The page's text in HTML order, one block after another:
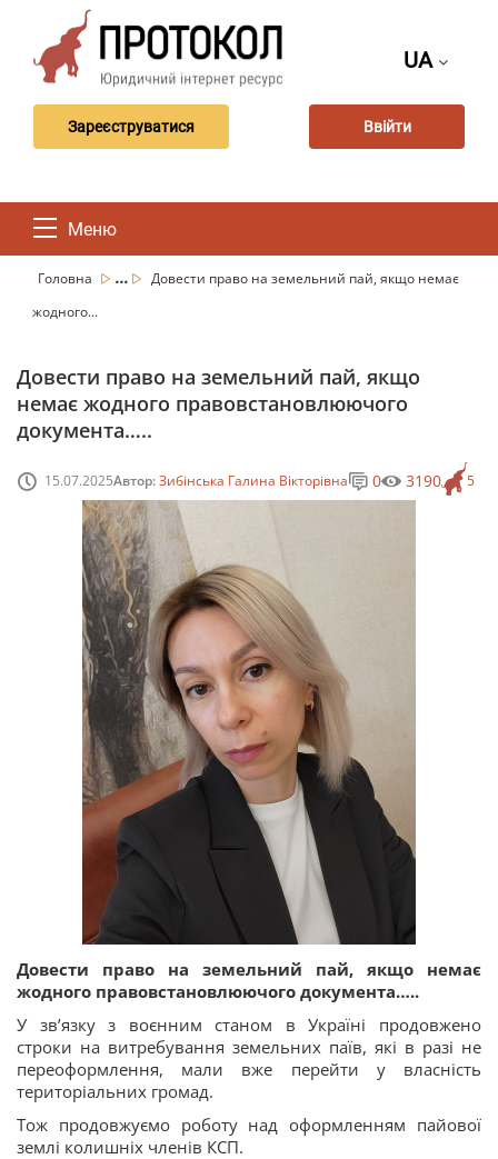
UA
Зареєструватися Ввійти
Меню
Головна ...
Довести право на земельний пай, якщо немає
жодного...
Довести право на земельний пай, якщо
немає жодного правовстановлюючого
документа…..
15.07.2025Автор:Зибінська Галина Вікторівна 5
0 3190
Довести право на земельний пай, якщо немає
жодного правовстановлюючого документа…..
У зв’язку з воєнним станом в Україні продовжено
строки на витребування земельних паїв, які в разі не
переоформлення, мали вже перейти у власність
територіальних громад.
Тож продовжуємо роботу над оформленням пайової
землі колишніх членів КСП.